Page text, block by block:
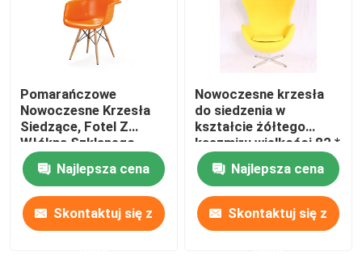
Pomarańczowe
Nowoczesne Krzesła
Siedzące, Fotel Z
Włókna Szklanego
Restauracja Jadalnia
Krzesło Z Bazy
Drewnianej Nogi
Najlepsza cena
Skontaktuj się z
Nowoczesne krzesła
do siedzenia w
kształcie żółtego
kaszmiru wielkości 82 *
88 * 118 cm
Najlepsza cena
Skontaktuj się z